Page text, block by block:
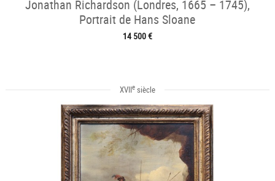
Jonathan Richardson (Londres, 1665 – 1745),
Portrait de Hans Sloane
14 500 €
XVIIesiècle